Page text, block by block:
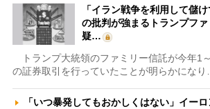
「イラン戦争を利用して儲
の批判が強まるトランプフ
疑…
トランプ大統領のファミリー信託が今年1
の証券取引を行っていたことが明らかになり…
「いつ暴発してもおかしくはない」イー